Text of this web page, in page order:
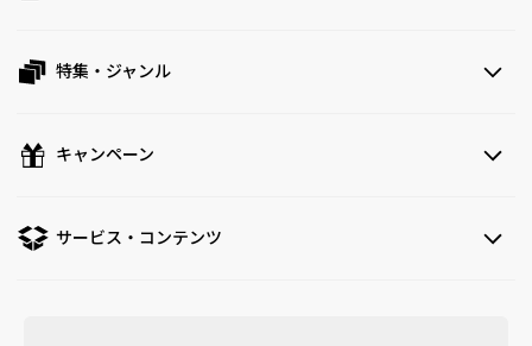
特集・ジャンル
キャンペーン
サービス・コンテンツ